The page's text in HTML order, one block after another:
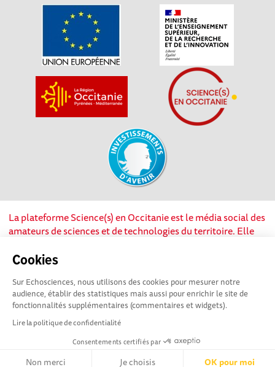
Cookies
Sur Echosciences, nous utilisons des cookies pour mesurer notre
audience, établir des statistiques mais aussi pour enrichir le site de
fonctionnalités supplémentaires (commentaires et widgets).
Lire la politique de confidentialité
Consentements certifiés par
Non merci Je choisis OK pour moi
La plateforme Science(s) en Occitanie est le média social des
amateurs de sciences et de technologies du territoire. Elle
soutien de nombreux acteurs locaux. Ce projet est cofinancé
l’Union européenne via les fonds européen de
développement régional. Science(s) en Occitanie est une
plateforme Echosciences by Amcsti.
Mentions légales|Politique de confidentialité
Ligne éditoriale